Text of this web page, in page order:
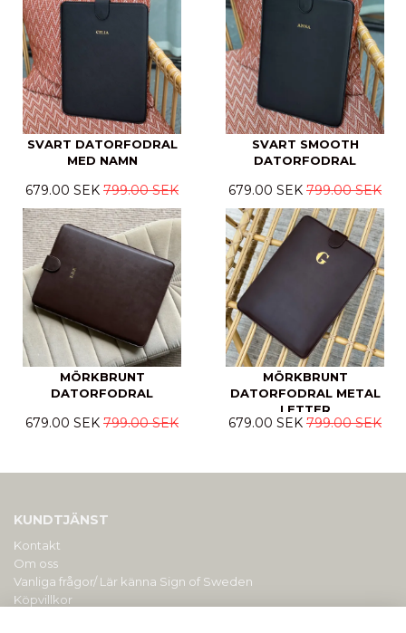
SVART DATORFODRAL
MED NAMN
679.00 SEK 799.00 SEK
SVART SMOOTH
DATORFODRAL
679.00 SEK 799.00 SEK
MÖRKBRUNT
DATORFODRAL
679.00 SEK 799.00 SEK
MÖRKBRUNT
DATORFODRAL METAL
LETTER
679.00 SEK 799.00 SEK
KUNDTJÄNST
Kontakt
Om oss
Vanliga frågor/ Lär känna Sign of Sweden
Köpvillkor